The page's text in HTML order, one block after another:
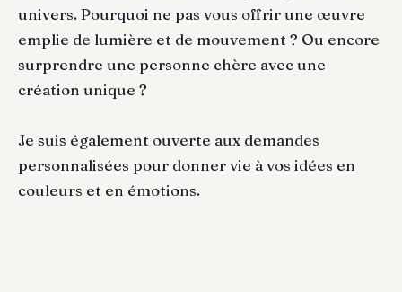
univers. Pourquoi ne pas vous offrir une œuvre
emplie de lumière et de mouvement ? Ou encore
surprendre une personne chère avec une
création unique ?
Je suis également ouverte aux demandes
personnalisées pour donner vie à vos idées en
couleurs et en émotions.